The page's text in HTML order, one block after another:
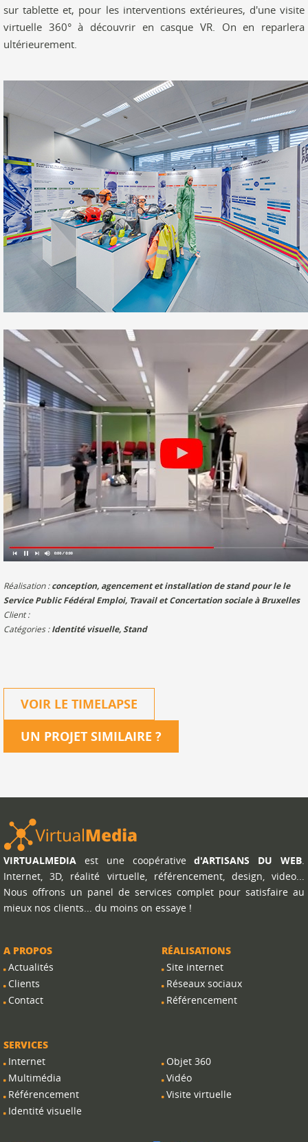
sur tablette et, pour les interventions extérieures, d'une visite
virtuelle 360° à découvrir en casque VR. On en reparlera
ultérieurement.
Réalisation :conception, agencement et installation de stand pour le le
Service Public Fédéral Emploi, Travail et Concertation sociale à Bruxelles
Client :
Catégories :Identité visuelle,Stand
VOIR LE TIMELAPSE
UN PROJET SIMILAIRE ?
VIRTUALMEDIA est une coopératived'ARTISANS DU WEB.
Internet, 3D, réalité virtuelle, référencement, design, video...
Nous offrons un panel de services complet pour satisfaire au
mieux nos clients... du moins on essaye !
A PROPOS
Actualités
Clients
Contact
SERVICES
Internet
Multimédia
Référencement
Identité visuelle
RÉALISATIONS
Site internet
Réseaux sociaux
Référencement
Objet 360
Vidéo
Visite virtuelle